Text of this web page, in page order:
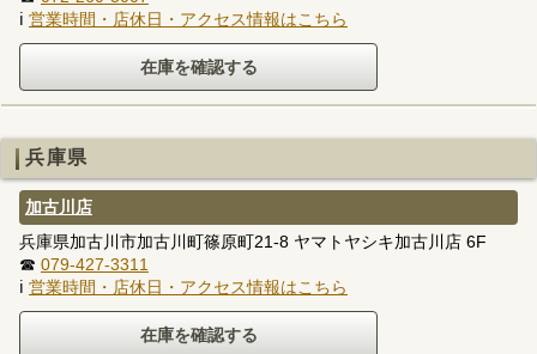
ℹ 営業時間・店休日・アクセス情報はこちら
兵庫県
加古川店
兵庫県加古川市加古川町篠原町21-8 ヤマトヤシキ加古川店 6F
☎ 079-427-3311
ℹ 営業時間・店休日・アクセス情報はこちら